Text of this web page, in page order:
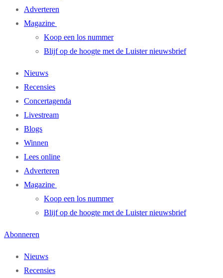
Adverteren
Magazine
Koop een los nummer
Blijf op de hoogte met de Luister nieuwsbrief
Nieuws
Recensies
Concertagenda
Livestream
Blogs
Winnen
Lees online
Adverteren
Magazine
Koop een los nummer
Blijf op de hoogte met de Luister nieuwsbrief
Abonneren
Nieuws
Recensies